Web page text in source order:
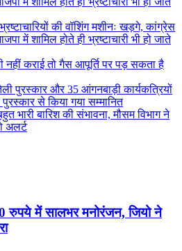
भ्रष्टाचारियों की वॉशिंग मशीनः खड़गे, कांग्रेस
में शामिल होते ही भ्रष्टाचारी भी हो जाते
कराई तो गैस आपूर्ति पर पड़ सकता है
पुरस्कार और 35 आंगनबाड़ी कार्यकत्रियों
से किया गया सम्मानित
भारी बारिश की संभावना, मौसम विभाग ने
अलर्ट
रुपये में सालभर मनोरंजन, जियो ने